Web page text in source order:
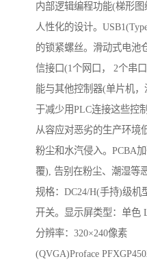
内部逻辑编程功能(梯形
人性化的设计。
的锁紧螺丝。滑动式电池
信接口(1个网口， 2个串
能与其他控制器(单片机
于减少用PLC连接这些控
从容应对恶劣的生产环境
粉尘和水汽侵入。PCBA
覆), 告别在粉尘、潮湿等
规格：DC24/H(手持)级机
开关。显示屏类型：单色
分辨率：320×240像素
(QVGA)Proface